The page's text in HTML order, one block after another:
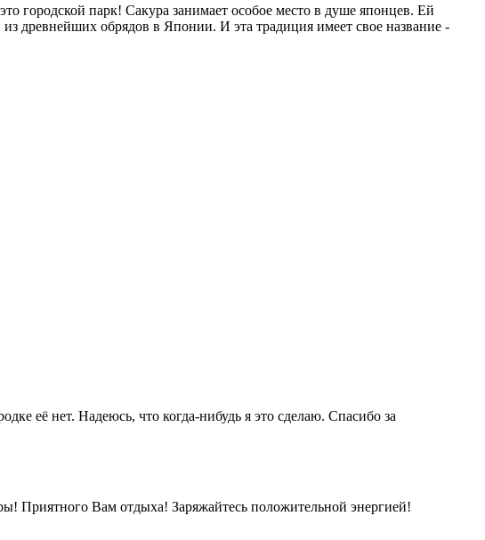
городской парк! Сакура занимает особое место в душе японцев. Ей
древнейших обрядов в Японии. И эта традиция имеет свое название -
её нет. Надеюсь, что когда-нибудь я это сделаю. Спасибо за
Приятного Вам отдыха! Заряжайтесь положительной энергией!